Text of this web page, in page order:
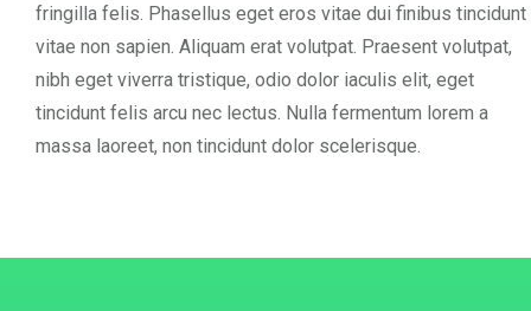
fringilla felis. Phasellus eget eros vitae dui finibus tincidunt
vitae non sapien. Aliquam erat volutpat. Praesent volutpat,
nibh eget viverra tristique, odio dolor iaculis elit, eget
tincidunt felis arcu nec lectus. Nulla fermentum lorem a
massa laoreet, non tincidunt dolor scelerisque.